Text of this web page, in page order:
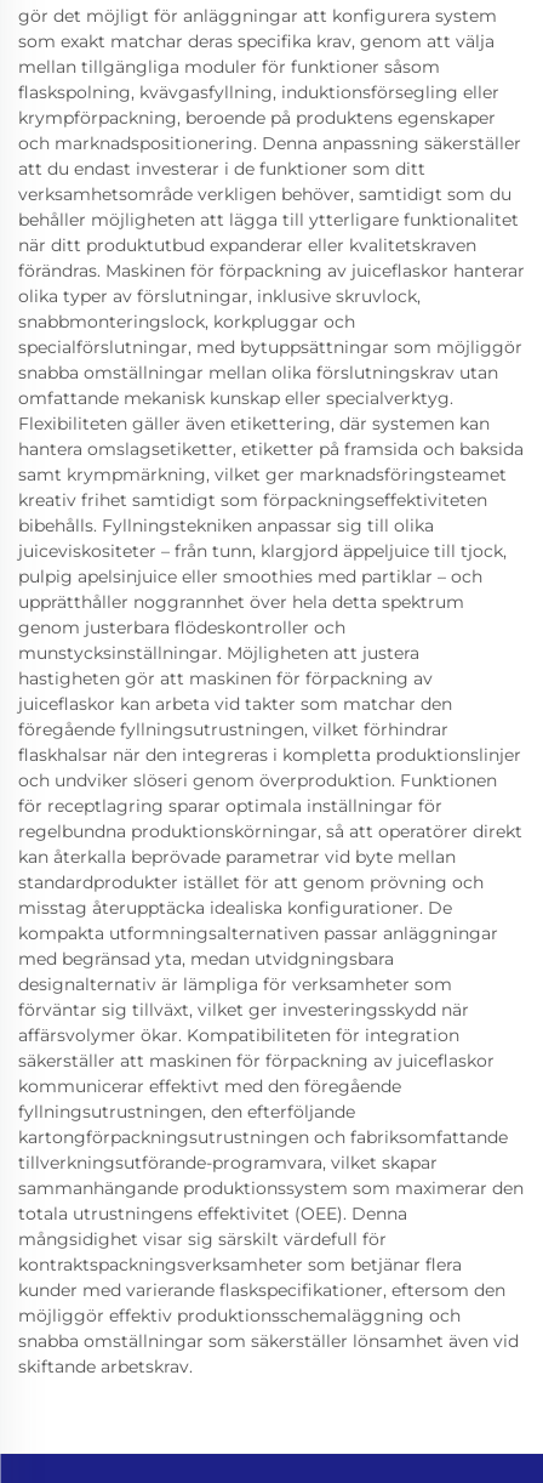
gör det möjligt för anläggningar att konfigurera system
som exakt matchar deras specifika krav, genom att välja
mellan tillgängliga moduler för funktioner såsom
flaskspolning, kvävgasfyllning, induktionsförsegling eller
krympförpackning, beroende på produktens egenskaper
och marknadspositionering. Denna anpassning säkerställer
att du endast investerar i de funktioner som ditt
verksamhetsområde verkligen behöver, samtidigt som du
behåller möjligheten att lägga till ytterligare funktionalitet
när ditt produktutbud expanderar eller kvalitetskraven
förändras. Maskinen för förpackning av juiceflaskor hanterar
olika typer av förslutningar, inklusive skruvlock,
snabbmonteringslock, korkpluggar och
specialförslutningar, med bytuppsättningar som möjliggör
snabba omställningar mellan olika förslutningskrav utan
omfattande mekanisk kunskap eller specialverktyg.
Flexibiliteten gäller även etikettering, där systemen kan
hantera omslagsetiketter, etiketter på framsida och baksida
samt krympmärkning, vilket ger marknadsföringsteamet
kreativ frihet samtidigt som förpackningseffektiviteten
bibehålls. Fyllningstekniken anpassar sig till olika
juiceviskositeter – från tunn, klargjord äppeljuice till tjock,
pulpig apelsinjuice eller smoothies med partiklar – och
upprätthåller noggrannhet över hela detta spektrum
genom justerbara flödeskontroller och
munstycksinställningar. Möjligheten att justera
hastigheten gör att maskinen för förpackning av
juiceflaskor kan arbeta vid takter som matchar den
föregående fyllningsutrustningen, vilket förhindrar
flaskhalsar när den integreras i kompletta produktionslinjer
och undviker slöseri genom överproduktion. Funktionen
för receptlagring sparar optimala inställningar för
regelbundna produktionskörningar, så att operatörer direkt
kan återkalla beprövade parametrar vid byte mellan
standardprodukter istället för att genom prövning och
misstag återupptäcka idealiska konfigurationer. De
kompakta utformningsalternativen passar anläggningar
med begränsad yta, medan utvidgningsbara
designalternativ är lämpliga för verksamheter som
förväntar sig tillväxt, vilket ger investeringsskydd när
affärsvolymer ökar. Kompatibiliteten för integration
säkerställer att maskinen för förpackning av juiceflaskor
kommunicerar effektivt med den föregående
fyllningsutrustningen, den efterföljande
kartongförpackningsutrustningen och fabriksomfattande
tillverkningsutförande-programvara, vilket skapar
sammanhängande produktionssystem som maximerar den
totala utrustningens effektivitet (OEE). Denna
mångsidighet visar sig särskilt värdefull för
kontraktspackningsverksamheter som betjänar flera
kunder med varierande flaskspecifikationer, eftersom den
möjliggör effektiv produktionsschemaläggning och
snabba omställningar som säkerställer lönsamhet även vid
skiftande arbetskrav.